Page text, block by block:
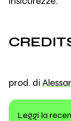
prod. di
Leggi la